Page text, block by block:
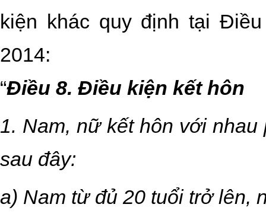
kiện khác quy định tại
2014:
“Điều 8. Điều kiện kết hôn
1. Nam, nữ kết hôn với
sau đây:
a) Nam từ đủ 20 tuổi trở lên,